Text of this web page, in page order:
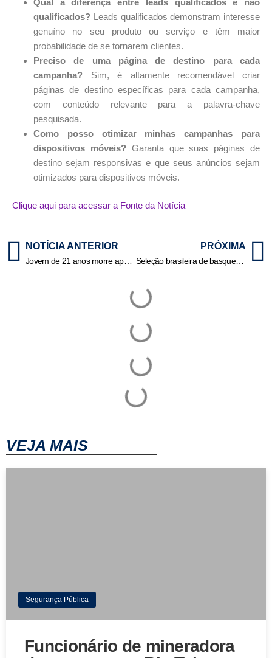
qualificados? Leads qualificados demonstram interesse
genuíno no seu produto ou serviço e têm maior
probabilidade de se tornarem clientes.
Preciso de uma página de destino para cada
campanha? Sim, é altamente recomendável criar
páginas de destino específicas para cada campanha,
com conteúdo relevante para a palavra-chave
pesquisada.
Como posso otimizar minhas campanhas para
dispositivos móveis?Garanta que suas páginas de
destino sejam responsivas e que seus anúncios sejam
otimizados para dispositivos móveis.
Clique aqui para acessar a Fonte da Notícia
NOTÍCIA ANTERIOR
Jovem de 21 anos morre após sofrer descarga elétrica enquanto limpava a casa
PRÓXIMA
Seleção brasileira de basquete é convocada para a Copa América
VEJA MAIS
Segurança Pública
Funcionário de mineradora